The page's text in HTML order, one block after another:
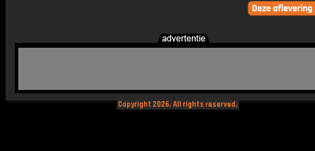
Copyright 2026. All rights reserved.